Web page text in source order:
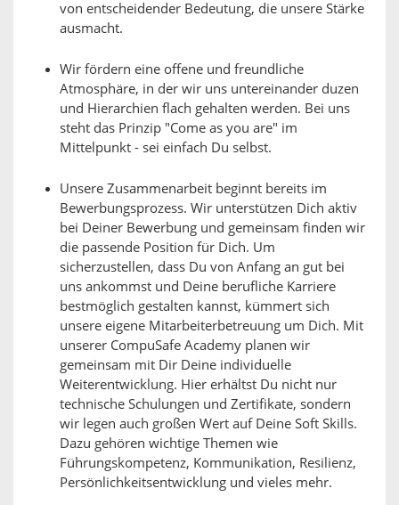
von entscheidender Bedeutung, die unsere Stärke
ausmacht.
Wir fördern eine offene und freundliche
Atmosphäre, in der wir uns untereinander duzen
und Hierarchien flach gehalten werden. Bei uns
steht das Prinzip "Come as you are" im
Mittelpunkt - sei einfach Du selbst.
Unsere Zusammenarbeit beginnt bereits im
Bewerbungsprozess. Wir unterstützen Dich aktiv
bei Deiner Bewerbung und gemeinsam finden wir
die passende Position für Dich. Um
sicherzustellen, dass Du von Anfang an gut bei
uns ankommst und Deine berufliche Karriere
bestmöglich gestalten kannst, kümmert sich
unsere eigene Mitarbeiterbetreuung um Dich. Mit
unserer CompuSafe Academy planen wir
gemeinsam mit Dir Deine individuelle
Weiterentwicklung. Hier erhältst Du nicht nur
technische Schulungen und Zertifikate, sondern
wir legen auch großen Wert auf Deine Soft Skills.
Dazu gehören wichtige Themen wie
Führungskompetenz, Kommunikation, Resilienz,
Persönlichkeitsentwicklung und vieles mehr.